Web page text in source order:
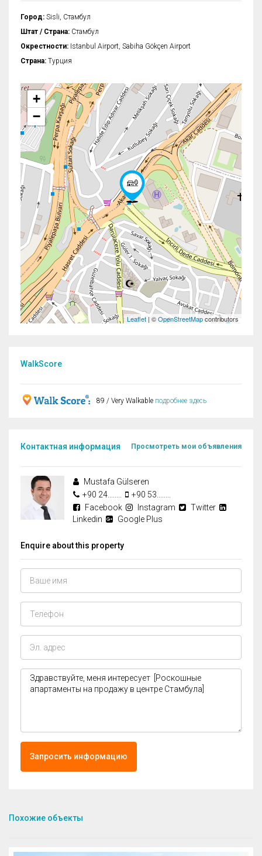
Город: Sisli, Стамбул
Штат / Страна: Стамбул
Окрестности: Istanbul Airport, Sabiha Gökçen Airport
Страна: Турция
+
−
Leaflet | ©OpenStreetMapcontributors
WalkScore
89 / Very Walkable подробнее здесь
Контактная информация Просмотреть мои объявления
Mustafa Gülseren
+90 24........
+90 53........
Facebook
Instagram
Twitter
Linkedin
Google Plus
Enquire about this property
Запросить информацию
Похожие объекты